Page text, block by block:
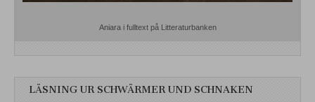
Aniara i fulltext på Litteraturbanken
LÄSNING UR SCHWÄRMER UND SCHNAKEN